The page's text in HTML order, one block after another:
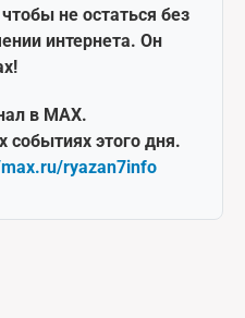
не остаться без
интернета. Он
в MAX.
событиях этого дня.
ryazan7info